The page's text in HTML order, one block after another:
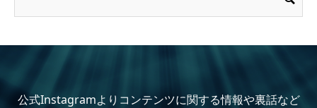
公式Instagramよりコンテンツに関する情報や裏話など